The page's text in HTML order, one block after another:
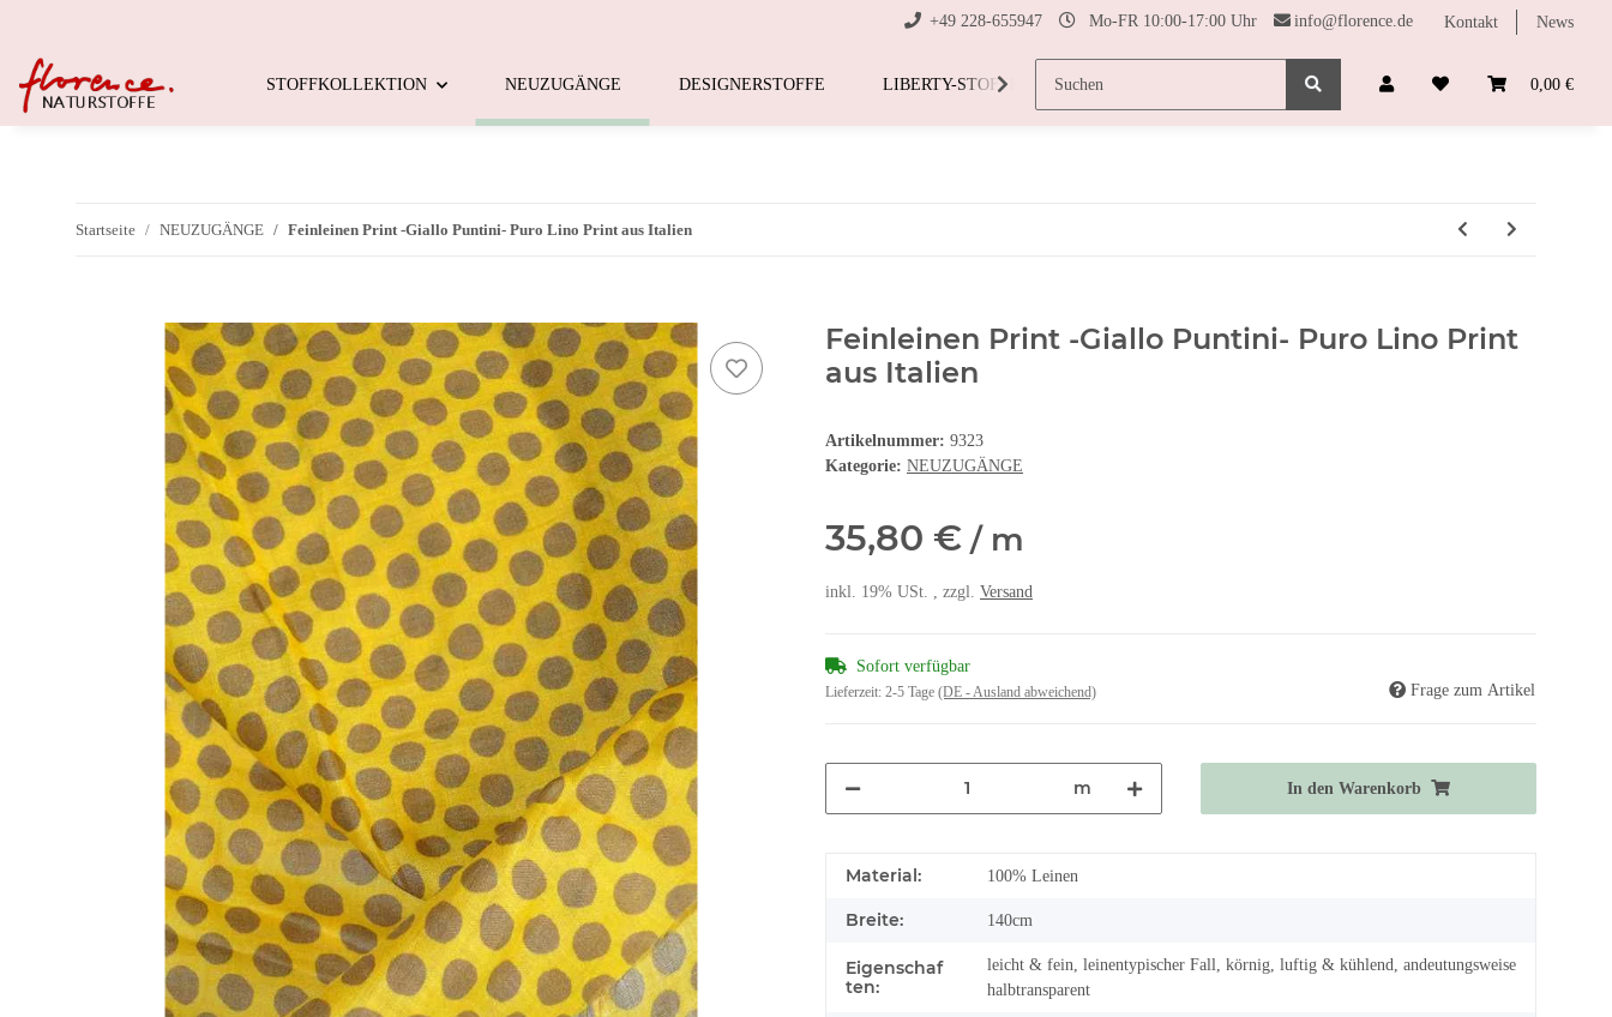
+49 228-655947 Mo-FR 10:00-17:00 Uhr info@florence.de Kontakt News
0,00 €
STOFFKOLLEKTION NEUZUGÄNGE DESIGNERSTOFFE LIBERTY-STOFFE SONDERPREISE FARBHARMONIE FUNDGRUBE
Startseite NEUZUGÄNGE Feinleinen Print -Giallo Puntini- Puro Lino Print aus Italien
Feinleinen Print -Giallo Puntini- Puro Lino Print
aus Italien
Artikelnummer: 9323
Kategorie: NEUZUGÄNGE
35,80 € / m
inkl. 19% USt. , zzgl. Versand
Sofort verfügbar
Lieferzeit: 2-5 Tage (DE - Ausland abweichend) Frage zum Artikel
m In den Warenkorb
Material: 100% Leinen
Breite: 140cm
Eigenschaf
ten:
leicht & fein, leinentypischer Fall, körnig, luftig & kühlend, andeutungsweise
halbtransparent